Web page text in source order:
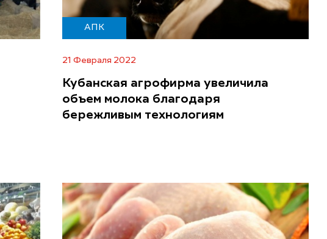
АПК
21 Февраля 2022
Кубанская агрофирма увеличила
объем молока благодаря
бережливым технологиям